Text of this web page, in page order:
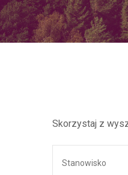
Skorzystaj z